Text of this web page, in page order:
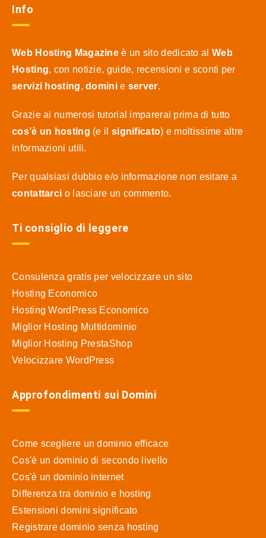
Info
Web Hosting Magazine è un sito dedicato al Web
Hosting, con notizie, guide, recensioni e sconti per
servizi hosting,dominie server.
Grazie ai numerosi tutorial imparerai prima di tutto
cos’è un hosting (e il significato) e moltissime altre
informazioni utili.
Per qualsiasi dubbio e/o informazione non esitare a
contattarci o lasciare un commento.
Ti consiglio di leggere
Consulenza gratis per velocizzare un sito
Hosting Economico
Hosting WordPress Economico
Miglior Hosting Multidominio
Miglior Hosting PrestaShop
Velocizzare WordPress
Approfondimenti sui Domini
Come scegliere un dominio efficace
Cos'è un dominio di secondo livello
Cos'è un dominio internet
Differenza tra dominio e hosting
Estensioni domini significato
Registrare dominio senza hosting